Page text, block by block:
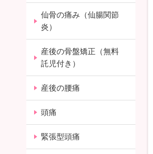
仙骨の痛み（仙腸関節
炎）
産後の骨盤矯正（無料
託児付き）
産後の腰痛
頭痛
緊張型頭痛